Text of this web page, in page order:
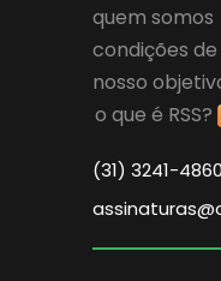
quem somos
condições de
nosso
o que é RSS?
(31) 3241-4860